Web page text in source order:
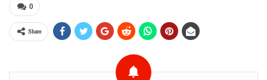
0
Share